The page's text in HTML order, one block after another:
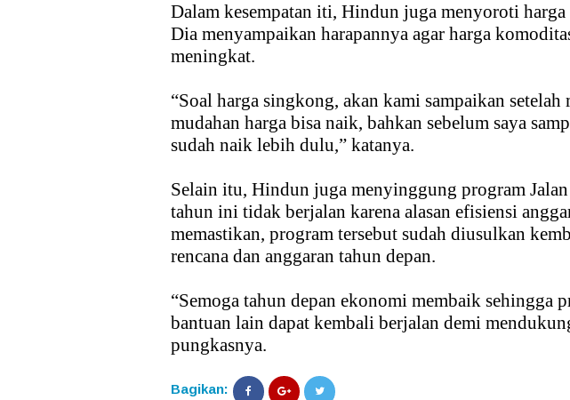
Dalam kesempatan iti, Hindun juga menyoroti
Dia menyampaikan harapannya agar harga
meningkat.
“Soal harga singkong, akan kami sampaikan setelah
mudahan harga bisa naik, bahkan sebelum saya
sudah naik lebih dulu,” katanya.
Selain itu, Hindun juga menyinggung program
tahun ini tidak berjalan karena alasan efisiensi
memastikan, program tersebut sudah diusulkan
rencana dan anggaran tahun depan.
“Semoga tahun depan ekonomi membaik sehingga
bantuan lain dapat kembali berjalan demi
pungkasnya.
Bagikan: